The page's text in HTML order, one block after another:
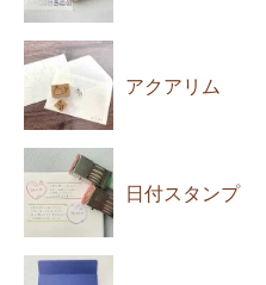
アクアリム
日付スタンプ